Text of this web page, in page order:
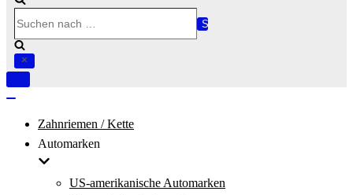
nach …
Navigation
Zahnriemen / Kette
Automarken
US-amerikanische Automarken